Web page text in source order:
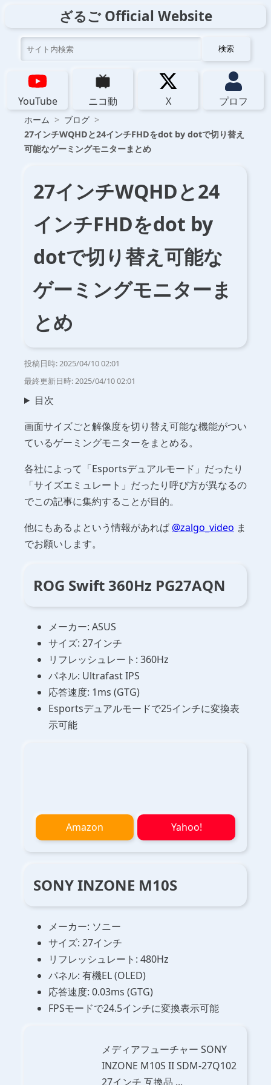
ざるご Official Website
検索
YouTube ニコ動 X プロフ
ホーム
ブログ
27インチWQHDと24インチFHDをdot by dotで切り替え
可能なゲーミングモニターまとめ
27インチWQHDと24
インチFHDをdot by
dotで切り替え可能な
ゲーミングモニターま
とめ
投稿日時:2025/04/10 02:01
最終更新日時:2025/04/10 02:01
目次
画面サイズごと解像度を切り替え可能な機能がつい
ているゲーミングモニターをまとめる。
各社によって「Esportsデュアルモード」だったり
「サイズエミュレート」だったり呼び方が異なるの
でこの記事に集約することが目的。
他にもあるよという情報があれば @zalgo_video ま
でお願いします。
ROG Swift 360Hz PG27AQN
メーカー: ASUS
サイズ: 27インチ
リフレッシュレート: 360Hz
パネル: Ultrafast IPS
応答速度: 1ms (GTG)
Esportsデュアルモードで25インチに変換表
示可能
Amazon Yahoo!
SONY INZONE M10S
メーカー: ソニー
サイズ: 27インチ
リフレッシュレート: 480Hz
パネル: 有機EL (OLED)
応答速度: 0.03ms (GTG)
FPSモードで24.5インチに変換表示可能
メディアフューチャー SONY
INZONE M10S II SDM-27Q102
27インチ 互換品 ...